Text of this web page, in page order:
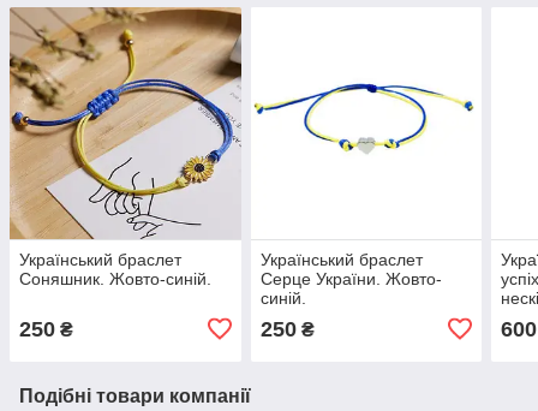
Український браслет
Соняшник. Жовто-синій.
250 ₴
Український браслет
Серце України. Жовто-
синій.
250₴ 600
Подібні товари компанії